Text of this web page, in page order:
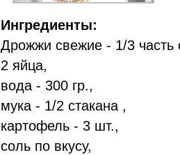
Ингредиенты:
Дрожжи свежие - 1/3 часть
2 яйца,
вода - 300 гр.,
мука - 1/2 стакана ,
картофель - 3 шт.,
соль по вкусу,